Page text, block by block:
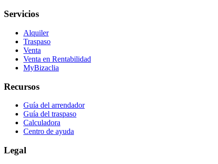
Servicios
Alquiler
Traspaso
Venta
Venta en Rentabilidad
MyBizaclia
Recursos
Guía del arrendador
Guía del traspaso
Calculadora
Centro de ayuda
Legal